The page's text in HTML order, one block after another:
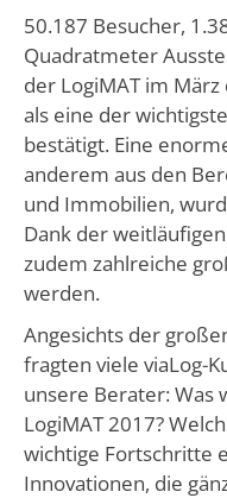
50.187 Besucher,
Quadratmeter
der LogiMAT im
als eine der
bestätigt. Eine
anderem aus den
und Immobilien,
Dank der
zudem zahlreiche
werden.
Angesichts der
fragten viele viaLog-
unsere Berater: Was
LogiMAT 2017?
wichtige Fortschritte
Innovationen, die